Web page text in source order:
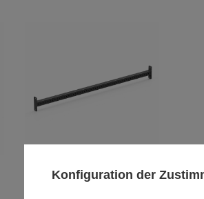
Balkenverbinder 267cm MFT-
Käfig
Konfiguration der